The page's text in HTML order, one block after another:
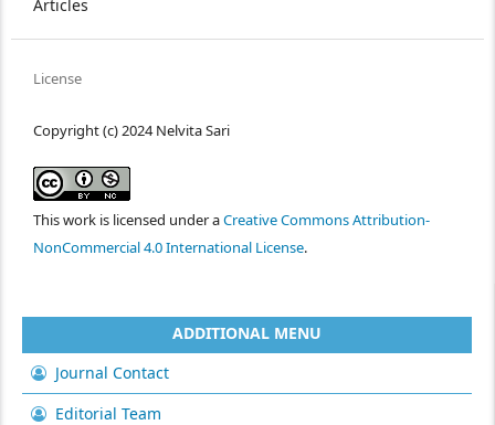
Articles
License
Copyright (c) 2024 Nelvita Sari
This work is licensed under aCreative Commons Attribution-
NonCommercial 4.0 International License.
ADDITIONAL MENU
Journal Contact
Editorial Team